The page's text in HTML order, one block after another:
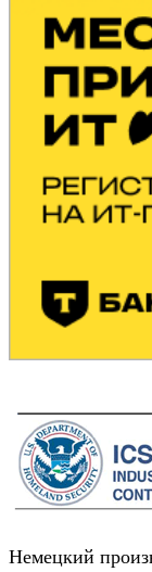
Немецкий